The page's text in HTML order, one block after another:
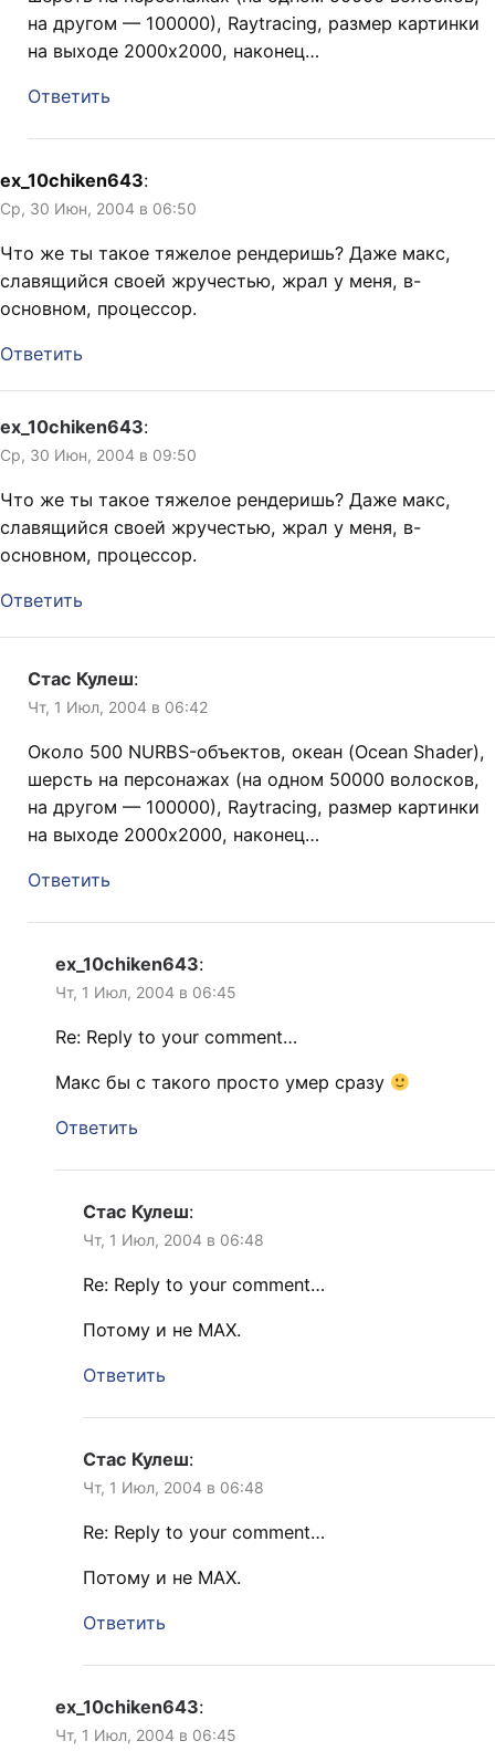
на другом — 100000), Raytracing, размер картинки
на выходе 2000х2000, наконец…
Ответить
ex_10chiken643:
Ср, 30 Июн, 2004 в 06:50
Что же ты такое тяжелое рендеришь? Даже макс,
славящийся своей жручестью, жрал у меня, в-
основном, процессор.
Ответить
ex_10chiken643:
Ср, 30 Июн, 2004 в 09:50
Что же ты такое тяжелое рендеришь? Даже макс,
славящийся своей жручестью, жрал у меня, в-
основном, процессор.
Ответить
Стас Кулеш:
Чт, 1 Июл, 2004 в 06:42
Около 500 NURBS-объектов, океан (Ocean Shader),
шерсть на персонажах (на одном 50000 волосков,
на другом — 100000), Raytracing, размер картинки
на выходе 2000х2000, наконец…
Ответить
ex_10chiken643:
Чт, 1 Июл, 2004 в 06:45
Re: Reply to your comment…
Макс бы с такого просто умер сразу
Ответить
Стас Кулеш:
Чт, 1 Июл, 2004 в 06:48
Re: Reply to your comment…
Потому и не MAX.
Ответить
Стас Кулеш:
Чт, 1 Июл, 2004 в 06:48
Re: Reply to your comment…
Потому и не MAX.
Ответить
ex_10chiken643:
Чт, 1 Июл, 2004 в 06:45